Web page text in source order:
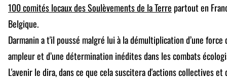
100 comités locaux des Soulèvements de la Terre partout en
Belgique.
Darmanin a t'il poussé malgré lui à la démultiplication d’une force
ampleur et d’une détermination inédites dans les combats
L'avenir le dira, dans ce que cela suscitera d'actions collectives